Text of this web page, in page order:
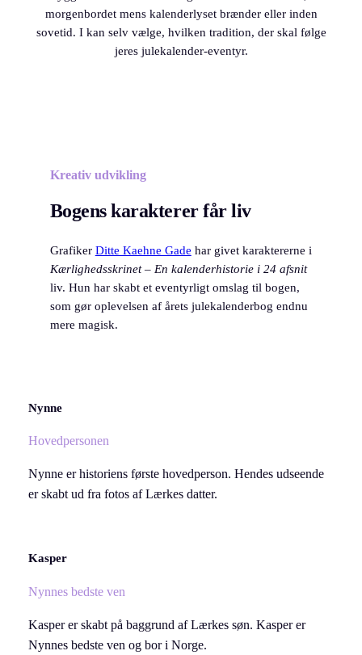
morgenbordet mens kalenderlyset brænder eller inden
sovetid. I kan selv vælge, hvilken tradition, der skal følge
jeres julekalender-eventyr.
Kreativ udvikling
Bogens karakterer får liv
Grafiker Ditte Kaehne Gade har givet karaktererne i
Kærlighedsskrinet – En kalenderhistorie i 24 afsnit
liv. Hun har skabt et eventyrligt omslag til bogen,
som gør oplevelsen af årets julekalenderbog endnu
mere magisk.
Nynne
Hovedpersonen
Nynne er historiens første hovedperson. Hendes udseende
er skabt ud fra fotos af Lærkes datter.
Kasper
Nynnes bedste ven
Kasper er skabt på baggrund af Lærkes søn. Kasper er
Nynnes bedste ven og bor i Norge.